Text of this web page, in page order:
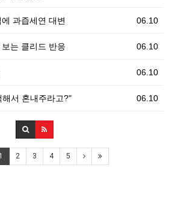
06.10
과즙세연 대변
06.10
는 클리드 반응
06.10
06.10
서 혼내주라고?"
1 2 3 4 5